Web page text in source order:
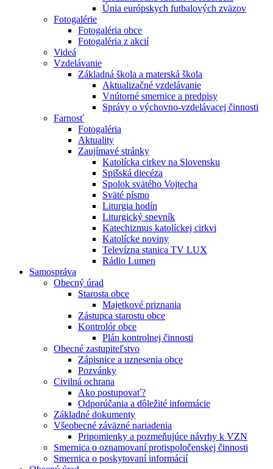
Únia európskych futbalových zväzov
Fotogalérie
Fotogaléria obce
Fotogaléria z akcií
Videá
Vzdelávanie
Základná škola a materská škola
Aktualizačné vzdelávanie
Vnútorné smernice a predpisy
Správy o výchovno-vzdelávacej činnosti
Farnosť
Fotogaléria
Aktuality
Zaujímavé stránky
Katolícka cirkev na Slovensku
Spišská diecéza
Spolok svätého Vojtecha
Sväté písmo
Liturgia hodín
Liturgický spevník
Katechizmus katolíckej cirkvi
Katolícke noviny
Televízna stanica TV LUX
Rádio Lumen
Samospráva
Obecný úrad
Starosta obce
Majetkové priznania
Zástupca starostu obce
Kontrolór obce
Plán kontrolnej činnosti
Obecné zastupiteľstvo
Zápisnice a uznesenia obce
Pozvánky
Civilná ochrana
Ako postupovať?
Odporúčania a dôležité informácie
Základné dokumenty
Všeobecné záväzné nariadenia
Pripomienky a pozmeňujúce návrhy k VZN
Smernica o oznamovaní protispoločenskej činnosti
Smernica o poskytovaní informácií